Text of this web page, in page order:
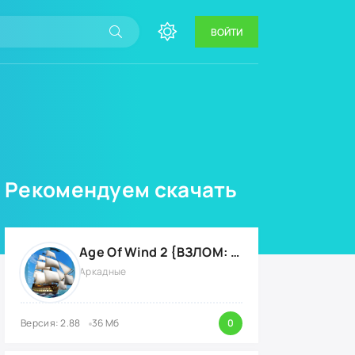
ВОЙТИ
Рекомендуем скачать
Age Of Wind 2 {ВЗЛОМ: много денег}
Аркадные
Версия: 2.88 36 Мб 0